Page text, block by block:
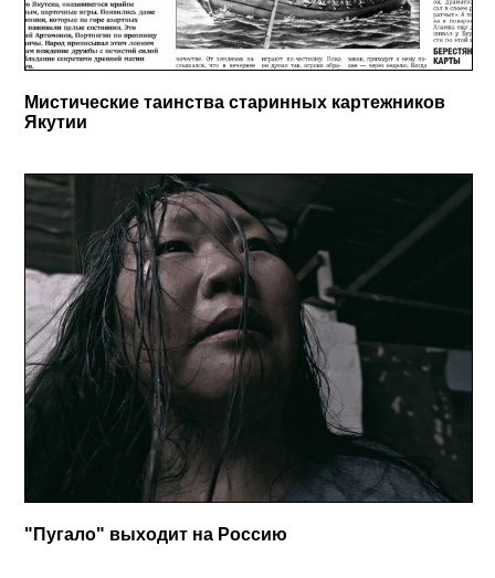
Мистические таинства старинных картежников
Якутии
"Пугало" выходит на Россию